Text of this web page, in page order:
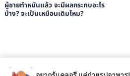
ผู้ชายทำหมันแล้ว จะมีผลกระทบอะไร
บ้าง? จะเป็นเหมือนเดิมไหม?